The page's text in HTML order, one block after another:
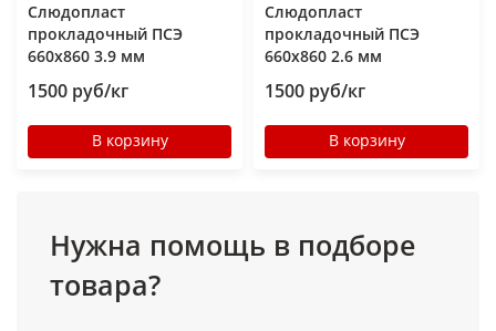
Слюдопласт
прокладочный ПСЭ
660x860 3.9 мм
1500 руб/кг
В корзину
Слюдопласт
прокладочный ПСЭ
660x860 2.6 мм
1500 руб/кг
В корзину
Нужна помощь в подборе
товара?